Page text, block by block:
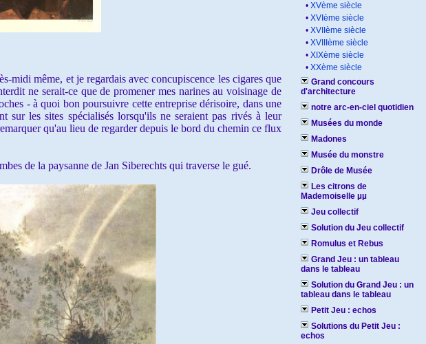
même, et je regardais avec concupiscence les cigares que
ne serait-ce que de promener mes narines au voisinage de
- à quoi bon poursuivre cette entreprise dérisoire, dans une
sur les sites spécialisés lorsqu'ils ne seraient pas rivés à leur
qu'au lieu de regarder depuis le bord du chemin ce flux
de la paysanne de Jan Siberechts qui traverse le gué.
• XVème siècle
• XVIème siècle
• XVIIème siècle
• XVIIIème siècle
• XIXème siècle
• XXème siècle
Grand concours
d'architecture
notre arc-en-ciel quotidien
Musées du monde
Madones
Musée du monstre
Drôle de Musée
Les citrons de
Mademoiselle µµ
Jeu collectif
Solution du Jeu collectif
Romulus et Rebus
Grand Jeu : un tableau
dans le tableau
Solution du Grand Jeu : un
tableau dans le tableau
Petit Jeu : echos
Solutions du Petit Jeu :
echos